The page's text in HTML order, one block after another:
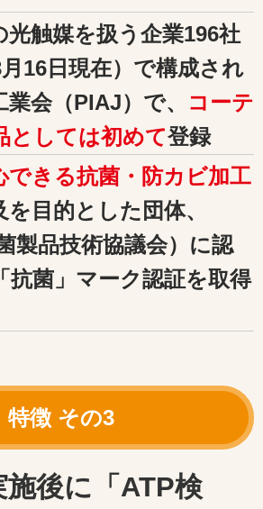
光触媒を扱う企業196社
月16日現在）で構成され
会（PIAJ）で、
コーテ
としては初めて登録
できる抗菌・防カビ加工
を目的とした団体、
製品技術協議会）に認
抗菌」マーク認証を取得
施後に「ATP検